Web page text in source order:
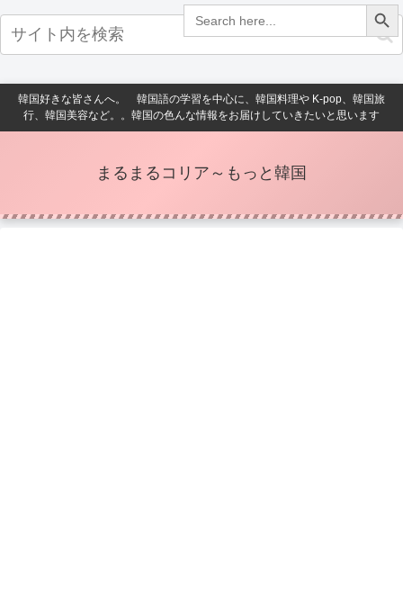
Search
for:
Search Button
韓国好きな皆さんへ。 韓国語の学習を中心に、韓国料理や K-pop、韓国旅
行、韓国美容など。。韓国の色んな情報をお届けしていきたいと思います
まるまるコリア～もっと韓国